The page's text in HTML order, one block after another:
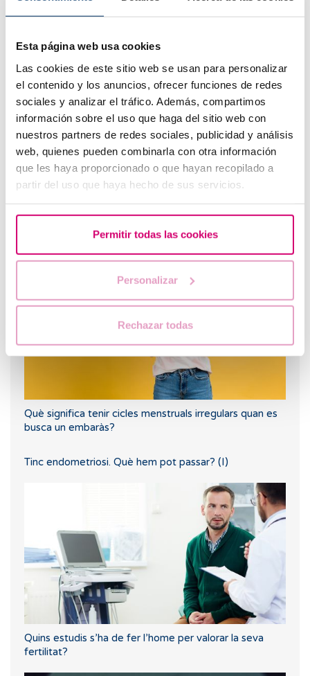
Esta página web usa cookies
Las cookies de este sitio web se usan para personalizar
el contenido y los anuncios, ofrecer funciones de redes
sociales y analizar el tráfico. Además, compartimos
información sobre el uso que haga del sitio web con
nuestros partners de redes sociales, publicidad y análisis
web, quienes pueden combinarla con otra información
que les haya proporcionado o que hayan recopilado a
partir del uso que haya hecho de sus servicios.
Permitir todas las cookies
Personalizar
Rechazar todas
Preservar la fertilitat amb la vitrificació d'òvuls
Què significa tenir cicles menstruals irregulars quan es
busca un embaràs?
Tinc endometriosi. Què hem pot passar? (I)
Quins estudis s’ha de fer l’home per valorar la seva
fertilitat?